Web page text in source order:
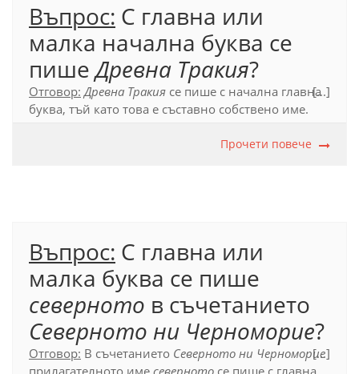
Въпрос: С главна или
малка начална буква се
пишеДревна Тракия?
Отговор: Древна Тракия се пише с начална главна
буква, тъй като това е съставно собствено име.
Официален правописен речник (2012), т. 39.
[...]
Прочети повече
Въпрос: С главна или
малка буква се пише
северното в съчетанието
Северното ни Черноморие?
Отговор: В съчетанието Северното ни Черноморие
прилагателното име северното се пише с главна
[...]